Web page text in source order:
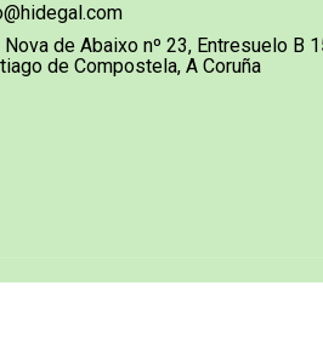
Nova de Abaixo nº 23, Entresuelo B
de Compostela, A Coruña